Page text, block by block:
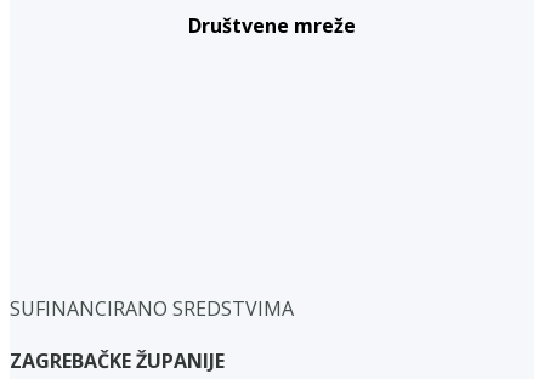
Društvene mreže
SUFINANCIRANO SREDSTVIMA
ZAGREBAČKE ŽUPANIJE